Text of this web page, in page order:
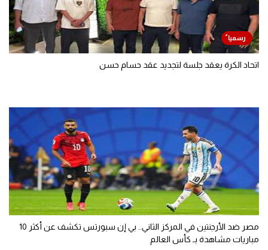
اتحاد الكرة يعقد جلسة لتجديد عقد حسام حسن
مصر ضد الأرجنتين في المركز الثاني.. بي إن سبورتس تكشف عن أكثر 10
مباريات مشاهدة بـ كأس العالم